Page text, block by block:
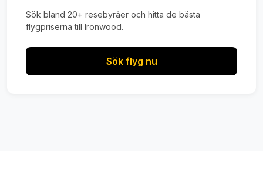
Sök bland 20+ resebyråer och hitta de bästa
flygpriserna till Ironwood.
Sök flyg nu